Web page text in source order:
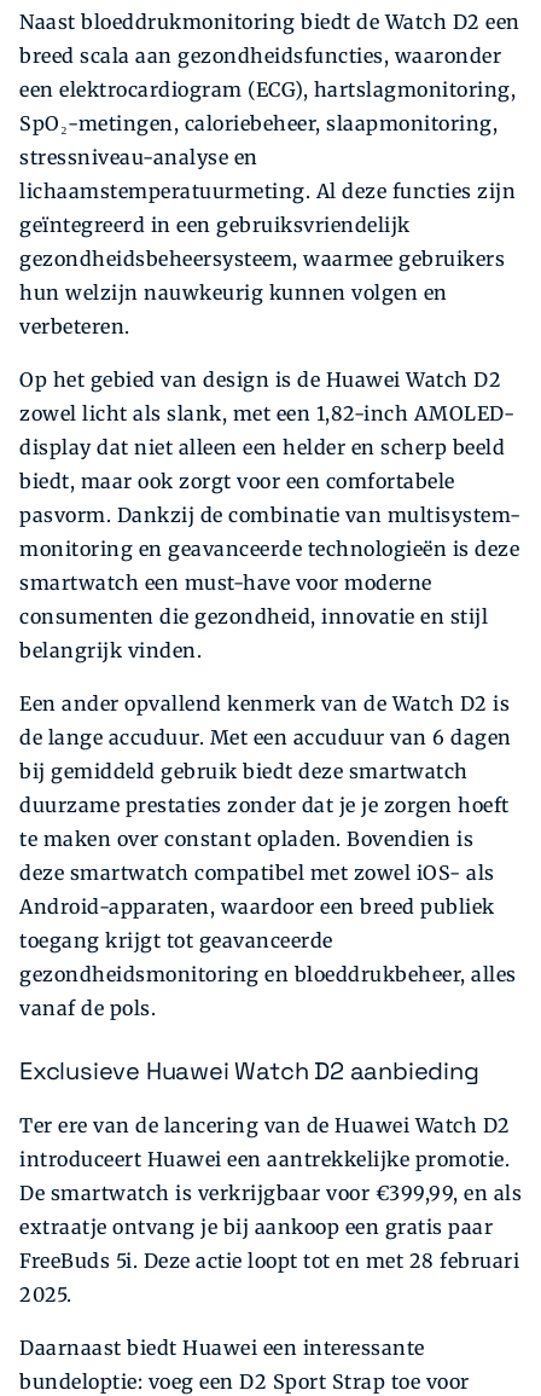
Naast bloeddrukmonitoring biedt de Watch D2 een
breed scala aan gezondheidsfuncties, waaronder
een elektrocardiogram (ECG), hartslagmonitoring,
SpO₂-metingen, caloriebeheer, slaapmonitoring,
stressniveau-analyse en
lichaamstemperatuurmeting. Al deze functies zijn
geïntegreerd in een gebruiksvriendelijk
gezondheidsbeheersysteem, waarmee gebruikers
hun welzijn nauwkeurig kunnen volgen en
verbeteren.
Op het gebied van design is de Huawei Watch D2
zowel licht als slank, met een 1,82-inch AMOLED-
display dat niet alleen een helder en scherp beeld
biedt, maar ook zorgt voor een comfortabele
pasvorm. Dankzij de combinatie van multisystem-
monitoring en geavanceerde technologieën is deze
smartwatch een must-have voor moderne
consumenten die gezondheid, innovatie en stijl
belangrijk vinden.
Een ander opvallend kenmerk van de Watch D2 is
de lange accuduur. Met een accuduur van 6 dagen
bij gemiddeld gebruik biedt deze smartwatch
duurzame prestaties zonder dat je je zorgen hoeft
te maken over constant opladen. Bovendien is
deze smartwatch compatibel met zowel iOS- als
Android-apparaten, waardoor een breed publiek
toegang krijgt tot geavanceerde
gezondheidsmonitoring en bloeddrukbeheer, alles
vanaf de pols.
Exclusieve Huawei Watch D2 aanbieding
Ter ere van de lancering van de Huawei Watch D2
introduceert Huawei een aantrekkelijke promotie.
De smartwatch is verkrijgbaar voor €399,99, en als
extraatje ontvang je bij aankoop een gratis paar
FreeBuds 5i. Deze actie loopt tot en met 28 februari
2025.
Daarnaast biedt Huawei een interessante
bundeloptie: voeg een D2 Sport Strap toe voor